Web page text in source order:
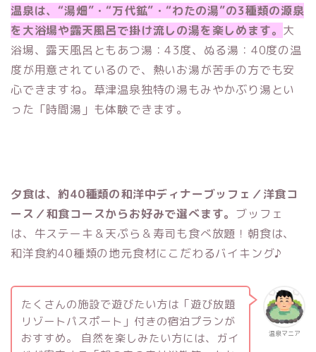
温泉は、“湯畑”・“万代鉱”・“わたの湯”の3種類の源泉
を大浴場や露天風呂で掛け流しの湯を楽しめます。 大
浴場、露天風呂ともあつ湯：43度、ぬる湯：40度の温
度が用意されているので、熱いお湯が苦手の方でも安
心できますね。草津温泉独特の湯もみやかぶり湯とい
った「時間湯」も体験できます。
夕食は、約40種類の和洋中ディナーブッフェ／洋食コ
ース／和食コースからお好みで選べます。 ブッフェ
は、牛ステーキ＆天ぷら＆寿司も食べ放題！朝食は、
和洋食約40種類の地元食材にこだわるバイキング♪
温泉マニア
たくさんの施設で遊びたい方は「遊び放題
リゾートパスポート」付きの宿泊プランが
おすすめ。 自然を楽しみたい方には、ガイ